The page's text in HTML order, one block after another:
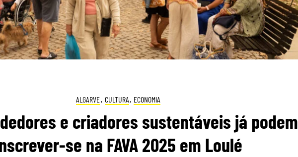
ALGARVE, CULTURA, ECONOMIA
e criadores sustentáveis já podem
se na FAVA 2025 em Loulé